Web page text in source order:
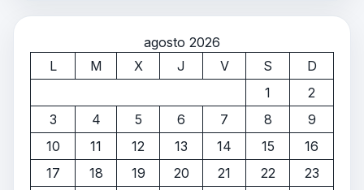
agosto 2026
L
M X J V S
D
1
2
3
4 5 6 7 8
9
10
11 12 13 14 15
16
17
18 19 20 21 22
23